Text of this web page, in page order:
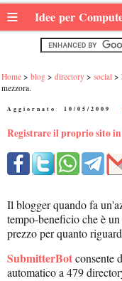
≡ Idee per
Home blog directory social
mezzora.
Aggiornato: 10/05/2009
Registrare il proprio sito
Il blogger quando fa
tempo-beneficio che è
prezzo per quanto
SubmitterBotconsente
automatico a 479